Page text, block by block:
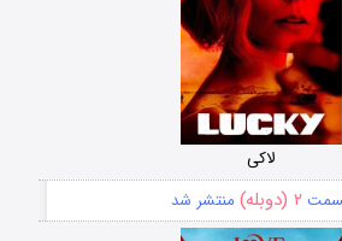
لاکی
۲ (دوبله) منتشر شد